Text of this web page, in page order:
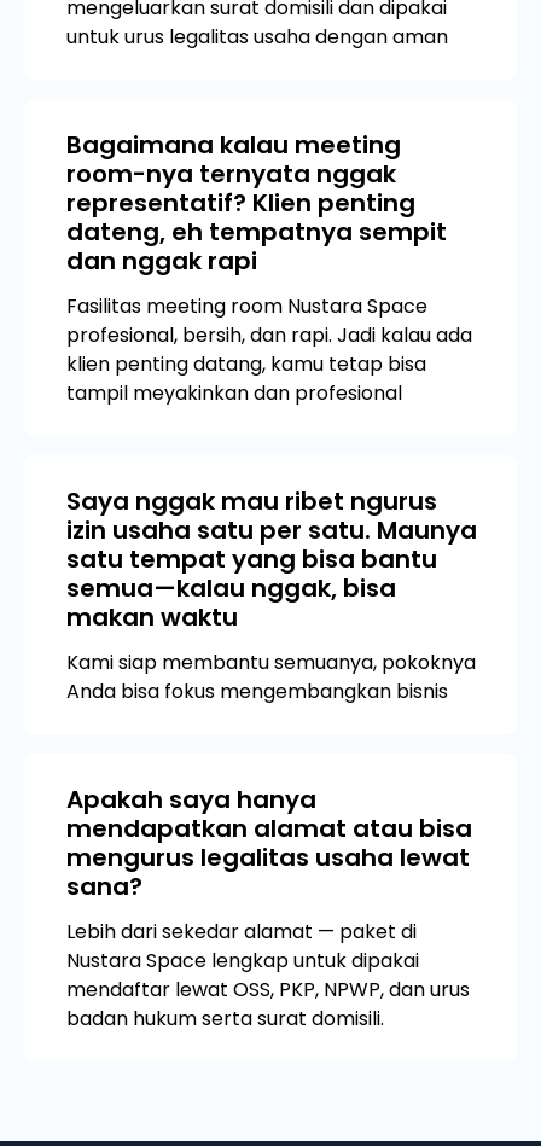
mengeluarkan surat domisili dan dipakai
untuk urus legalitas usaha dengan aman
Bagaimana kalau meeting
room-nya ternyata nggak
representatif? Klien penting
dateng, eh tempatnya sempit
dan nggak rapi
Fasilitas meeting room Nustara Space
profesional, bersih, dan rapi. Jadi kalau ada
klien penting datang, kamu tetap bisa
tampil meyakinkan dan profesional
Saya nggak mau ribet ngurus
izin usaha satu per satu. Maunya
satu tempat yang bisa bantu
semua—kalau nggak, bisa
makan waktu
Kami siap membantu semuanya, pokoknya
Anda bisa fokus mengembangkan bisnis
Apakah saya hanya
mendapatkan alamat atau bisa
mengurus legalitas usaha lewat
sana?
Lebih dari sekedar alamat — paket di
Nustara Space lengkap untuk dipakai
mendaftar lewat OSS, PKP, NPWP, dan urus
badan hukum serta surat domisili.